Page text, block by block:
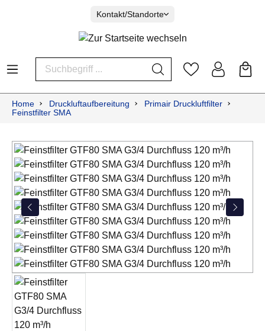
Kontakt/Standorte
Home Druckluftaufbereitung
Primair Druckluftfilter
Feinstfilter SMA